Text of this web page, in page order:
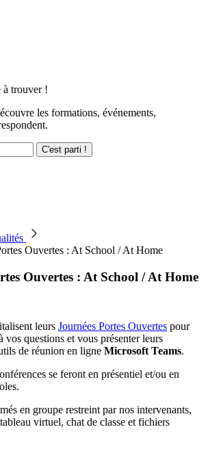
à trouver !
les formations, événements,
C'est parti !
Ouvertes : At School / At Home
Ouvertes : At School / At Home
leurs Journées Portes Ouvertes pour
vos questions et vous présenter leurs
de réunion en ligne Microsoft Teams.
se feront en présentiel et/ou en
en groupe restreint par nos intervenants,
virtuel, chat de classe et fichiers